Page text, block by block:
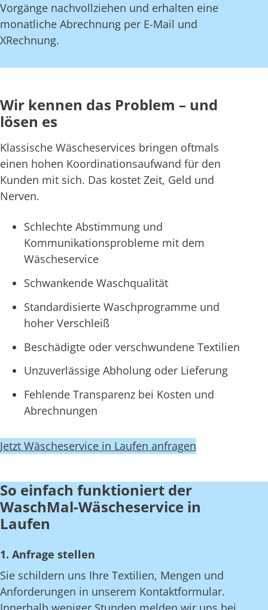
Vorgänge nachvollziehen und erhalten eine
monatliche Abrechnung per E-Mail und
XRechnung.
Wir kennen das Problem – und
lösen es
Klassische Wäscheservices bringen oftmals
einen hohen Koordinationsaufwand für den
Kunden mit sich. Das kostet Zeit, Geld und
Nerven.
Schlechte Abstimmung und
Kommunikationsprobleme mit dem
Wäscheservice
Schwankende Waschqualität
Standardisierte Waschprogramme und
hoher Verschleiß
Beschädigte oder verschwundene Textilien
Unzuverlässige Abholung oder Lieferung
Fehlende Transparenz bei Kosten und
Abrechnungen
Jetzt Wäscheservice in Laufen anfragen
So einfach funktioniert der
WaschMal-Wäscheservice in
Laufen
1. Anfrage stellen
Sie schildern uns Ihre Textilien, Mengen und
Anforderungen in unserem Kontaktformular.